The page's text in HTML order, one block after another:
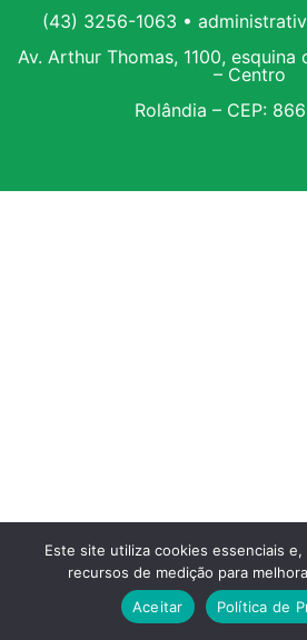
(43) 3256-1063 •
Av. Arthur Thomas, 1100,
– Centro
Rolândia – CEP:
Este site utiliza cookies essenciais e,
recursos de medição para
Aceitar
Política de